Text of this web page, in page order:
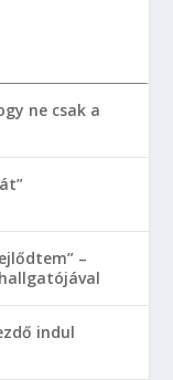
ne csak a
–
indul